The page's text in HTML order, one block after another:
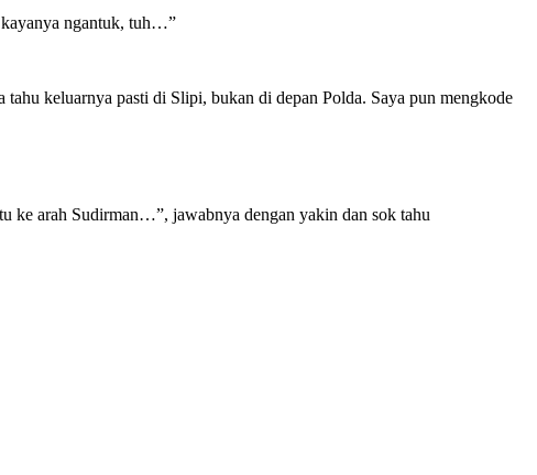
kayanya ngantuk, tuh…”
tahu keluarnya pasti di Slipi, bukan di depan Polda. Saya pun mengkode
ke arah Sudirman…”, jawabnya dengan yakin dan sok tahu